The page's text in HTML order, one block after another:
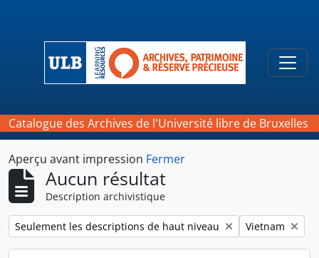
Catalogue des Archives de l'Université libre de Bruxelles
Aperçu avant impression Fermer
Aucun résultat
Description archivistique
Remove filter:
Seulement les descriptions de haut niveau Remove filter:
Vietnam